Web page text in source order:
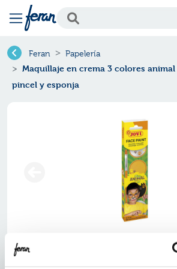
Feran Papelería
Maquillaje en crema 3 colores
pincel y esponja